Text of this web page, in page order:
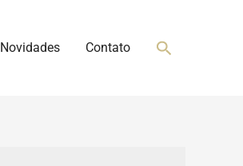
Novidades Contato Pesquisar